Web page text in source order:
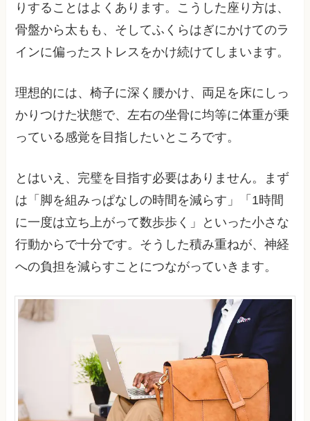
りすることはよくあります。こうした座り方は、
骨盤から太もも、そしてふくらはぎにかけてのラ
インに偏ったストレスをかけ続けてしまいます。
理想的には、椅子に深く腰かけ、両足を床にしっ
かりつけた状態で、左右の坐骨に均等に体重が乗
っている感覚を目指したいところです。
とはいえ、完璧を目指す必要はありません。まず
は「脚を組みっぱなしの時間を減らす」「1時間
に一度は立ち上がって数歩歩く」といった小さな
行動からで十分です。そうした積み重ねが、神経
への負担を減らすことにつながっていきます。